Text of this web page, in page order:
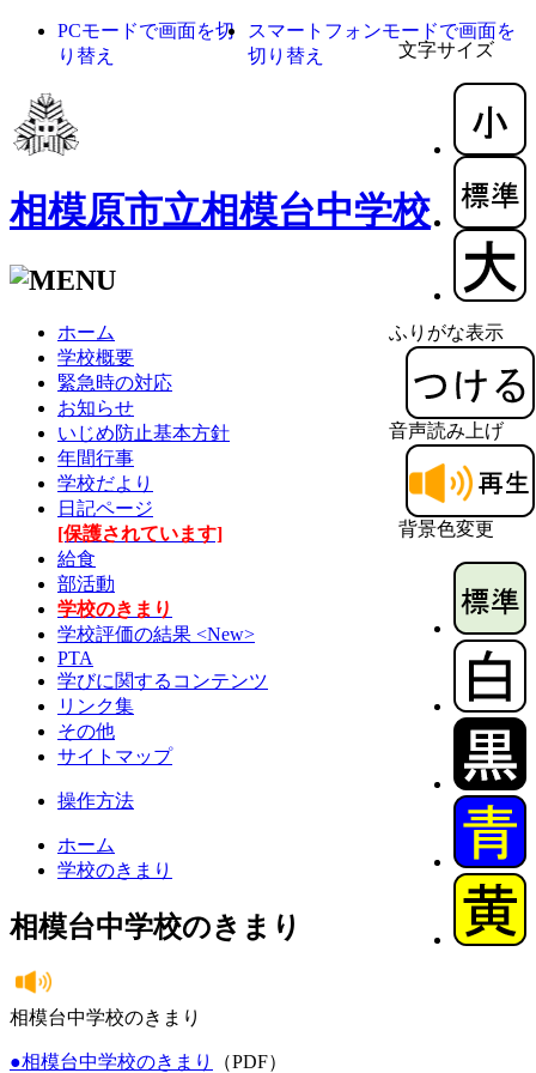
文字サイズ
ふりがな表示
音声読み上げ
背景色変更
PCモードで画面を切
り替え
スマートフォンモードで画面を
切り替え
相模原市立相模台中学校
ホーム
学校概要
緊急時の対応
お知らせ
いじめ防止基本方針
年間行事
学校だより
日記ページ
[保護されています]
給食
部活動
学校のきまり
学校評価の結果 <New>
PTA
学びに関するコンテンツ
リンク集
その他
サイトマップ
操作方法
ホーム
学校のきまり
相模台中学校のきまり
相模台中学校のきまり
●相模台中学校のきまり （PDF）